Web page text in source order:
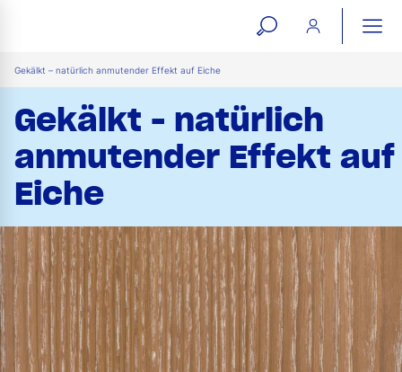
open
Gekälkt – natürlich anmutender Effekt auf Eiche
Gekälkt - natürlich
anmutender Effekt auf
Eiche